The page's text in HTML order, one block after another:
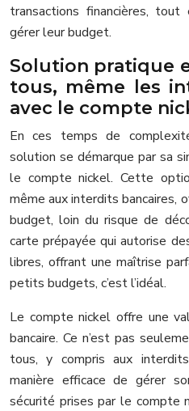
transactions financières,
gérer leur budget.
Solution pratique
tous, même les
avec le compte
En ces temps de
solution se démarque par sa
le compte nickel. Cette
même aux interdits bancaires,
budget, loin du risque de
carte prépayée qui autorise
libres, offrant une maîtrise
petits budgets, c’est l’idéal.
Le compte nickel offre une
bancaire. Ce n’est pas
tous, y compris aux
manière efficace de gérer
sécurité prises par le compte